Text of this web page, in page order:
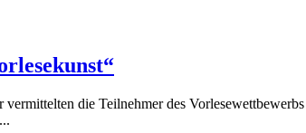
die Teilnehmer des